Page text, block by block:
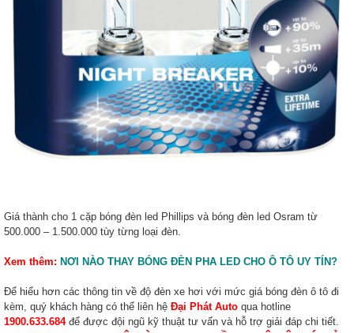
Giá thành cho 1 cặp bóng đèn led Phillips và bóng đèn led Osram từ
500.000 – 1.500.000 tùy từng loại đèn.
Xem thêm: NƠI NÀO THAY BÓNG ĐÈN PHA LED CHO Ô TÔ UY TÍN?
Để hiểu hơn các thông tin về độ đèn xe hơi với mức giá bóng đèn ô tô đi
kèm, quý khách hàng có thể liên hệ Đại Phát Auto qua hotline
1900.633.684để được đội ngũ kỹ thuật tư vấn và hỗ trợ giải đáp chi tiết.